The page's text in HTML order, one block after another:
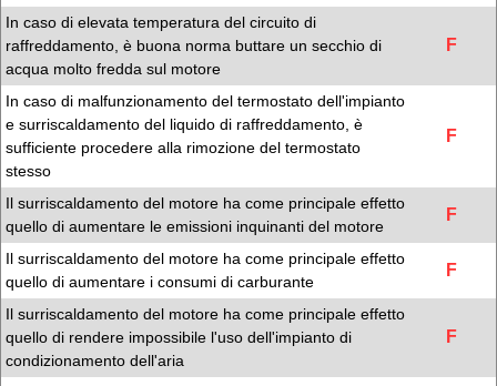
In caso di elevata temperatura del circuito di
raffreddamento, è buona norma buttare un secchio di
acqua molto fredda sul motore
F
In caso di malfunzionamento del termostato dell'impianto
e surriscaldamento del liquido di raffreddamento, è
sufficiente procedere alla rimozione del termostato
stesso
F
Il surriscaldamento del motore ha come principale effetto
quello di aumentare le emissioni inquinanti del motore
F
Il surriscaldamento del motore ha come principale effetto
quello di aumentare i consumi di carburante
F
Il surriscaldamento del motore ha come principale effetto
quello di rendere impossibile l'uso dell'impianto di
condizionamento dell'aria
F